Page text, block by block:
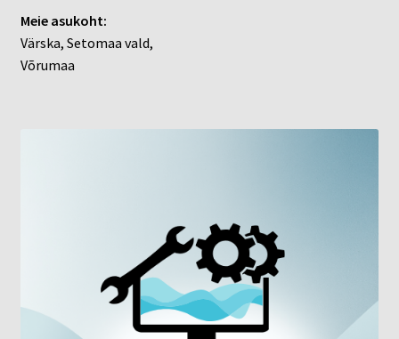
Meie asukoht:
Värska, Setomaa vald,
Võrumaa